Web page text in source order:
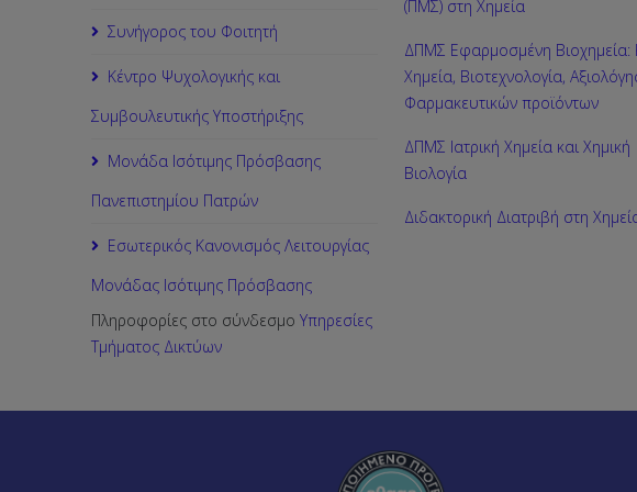
Συνήγορος του Φοιτητή
Κέντρο Ψυχολογικής και
Συμβουλευτικής Υποστήριξης
Μονάδα Ισότιμης Πρόσβασης
Πανεπιστημίου Πατρών
Εσωτερικός Κανονισμός Λειτουργίας
Μονάδας Ισότιμης Πρόσβασης
Πληροφορίες στο σύνδεσμο Υπηρεσίες
Τμήματος Δικτύων
(ΠΜΣ) στη Χημεία
ΔΠΜΣ Εφαρμοσμένη Βιοχημεία:
Χημεία, Βιοτεχνολογία,
Φαρμακευτικών προϊόντων
ΔΠΜΣ Ιατρική Χημεία και Χημική
Βιολογία
Διδακτορική Διατριβή στη